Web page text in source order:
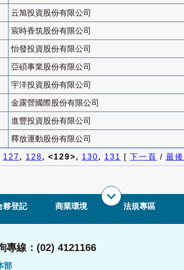
云旭投資股份有限公司
宸時香筑股份有限公司
怡發投資股份有限公司
亞碩事業股份有限公司
宇洋投資股份有限公司
金露營國際股份有限公司
進豐投資股份有限公司
釋放運動股份有限公司
127, 128, <129>, 130, 131 [ 下一頁 / 最
夥登記 商業環境 法規專區
專線：(02) 4121166
部